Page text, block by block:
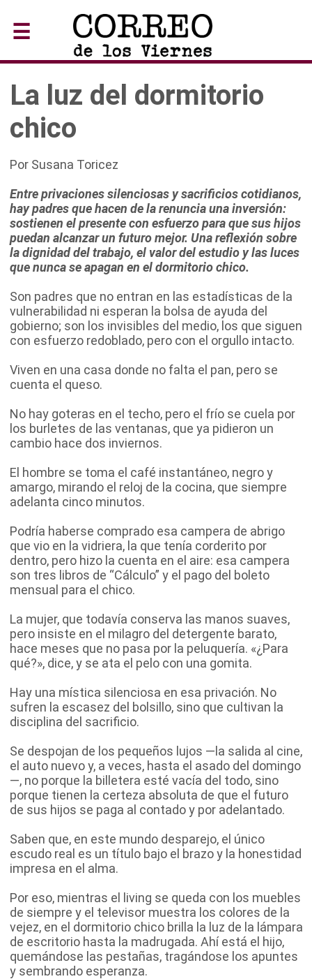
☰
La luz del dormitorio
chico
Por Susana Toricez
Entre privaciones silenciosas y sacrificios cotidianos,
hay padres que hacen de la renuncia una inversión:
sostienen el presente con esfuerzo para que sus hijos
puedan alcanzar un futuro mejor. Una reflexión sobre
la dignidad del trabajo, el valor del estudio y las luces
que nunca se apagan en el dormitorio chico.
Son padres que no entran en las estadísticas de la
vulnerabilidad ni esperan la bolsa de ayuda del
gobierno; son los invisibles del medio, los que siguen
con esfuerzo redoblado, pero con el orgullo intacto.
Viven en una casa donde no falta el pan, pero se
cuenta el queso.
No hay goteras en el techo, pero el frío se cuela por
los burletes de las ventanas, que ya pidieron un
cambio hace dos inviernos.
El hombre se toma el café instantáneo, negro y
amargo, mirando el reloj de la cocina, que siempre
adelanta cinco minutos.
Podría haberse comprado esa campera de abrigo
que vio en la vidriera, la que tenía corderito por
dentro, pero hizo la cuenta en el aire: esa campera
son tres libros de “Cálculo” y el pago del boleto
mensual para el chico.
La mujer, que todavía conserva las manos suaves,
pero insiste en el milagro del detergente barato,
hace meses que no pasa por la peluquería. «¿Para
qué?», dice, y se ata el pelo con una gomita.
Hay una mística silenciosa en esa privación. No
sufren la escasez del bolsillo, sino que cultivan la
disciplina del sacrificio.
Se despojan de los pequeños lujos —la salida al cine,
el auto nuevo y, a veces, hasta el asado del domingo
—, no porque la billetera esté vacía del todo, sino
porque tienen la certeza absoluta de que el futuro
de sus hijos se paga al contado y por adelantado.
Saben que, en este mundo desparejo, el único
escudo real es un título bajo el brazo y la honestidad
impresa en el alma.
Por eso, mientras el living se queda con los muebles
de siempre y el televisor muestra los colores de la
vejez, en el dormitorio chico brilla la luz de la lámpara
de escritorio hasta la madrugada. Ahí está el hijo,
quemándose las pestañas, tragándose los apuntes
y sembrando esperanza.